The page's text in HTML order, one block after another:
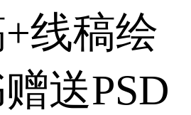
线稿绘
送PSD